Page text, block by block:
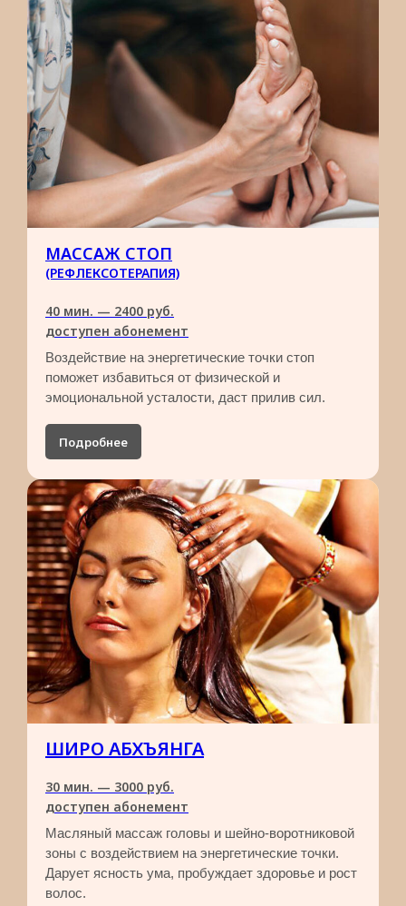
МАССАЖ СТОП
(РЕФЛЕКСОТЕРАПИЯ)
40 мин. — 2400 руб.
доступен абонемент
Воздействие на энергетические точки стоп
поможет избавиться от физической и
эмоциональной усталости, даст прилив сил.
Подробнее
ШИРО АБХЪЯНГА
30 мин. — 3000 руб.​
доступен абонемент
Масляный массаж головы и шейно-воротниковой
зоны с воздействием на энергетические точки.
Дарует ясность ума, пробуждает здоровье и рост
волос.